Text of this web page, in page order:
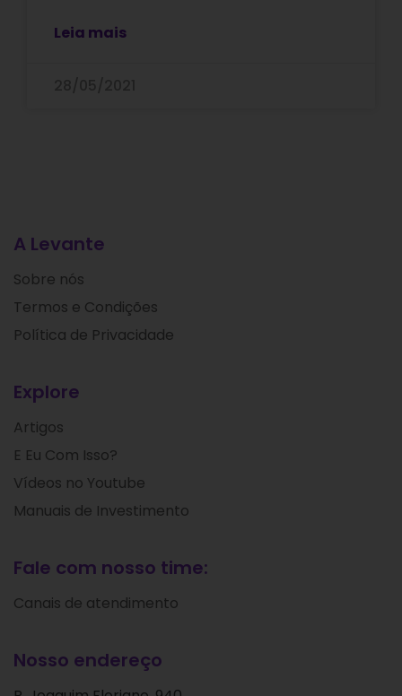
Leia mais
A Levante
Sobre nós
Termos e Condições
Política de Privacidade
Explore
Artigos
E Eu Com Isso?
Vídeos no Youtube
Manuais de Investimento
Fale com nosso time:
Canais de atendimento
Nosso endereço